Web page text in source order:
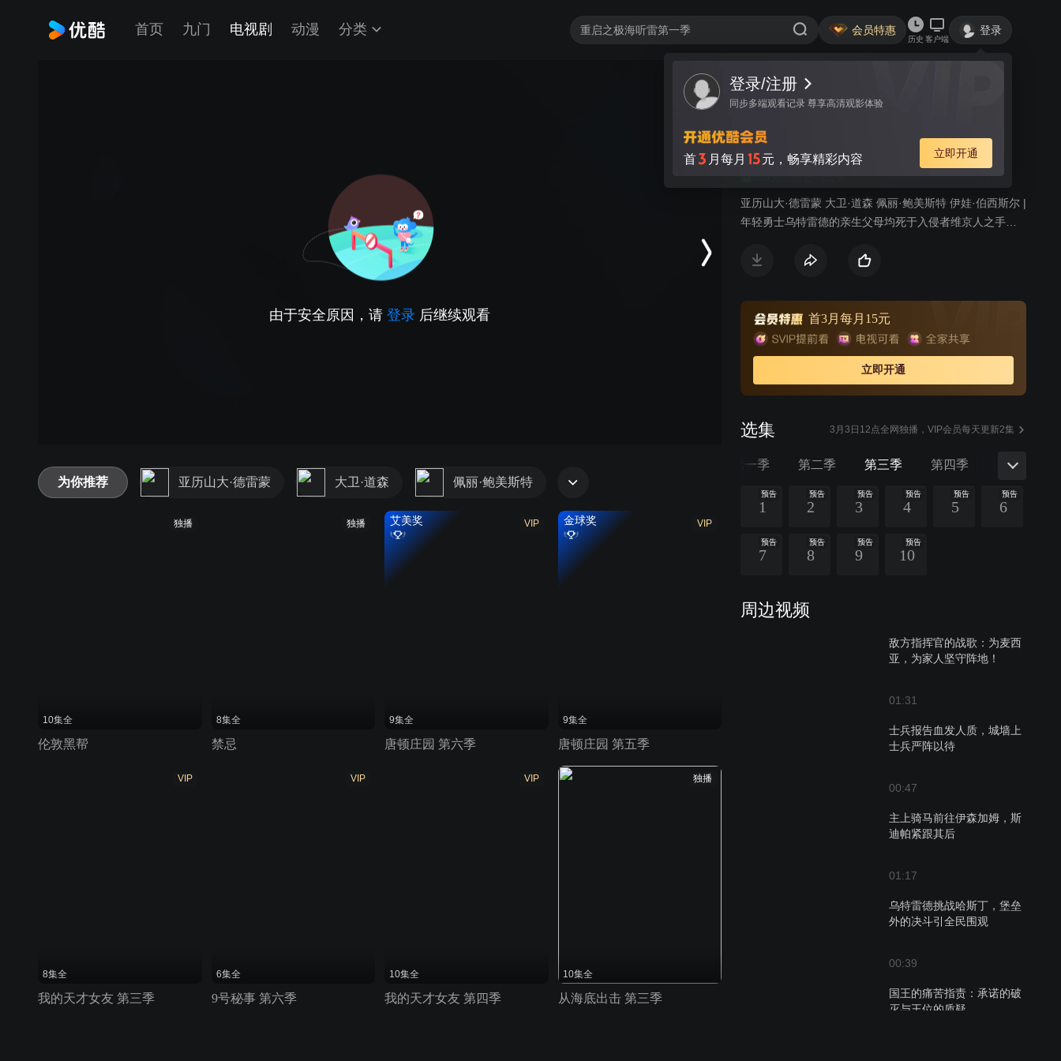
首页 九门 电视剧 动漫 分类 会员特惠
历史 客户端
登录
登录/注册
同步多端观看记录 尊享高清观影体验
首3 月每月 15元，畅享精彩内容 立即开通
由于安全原因，请 登录 后继续观看
视频 讨论
孤国春秋 第三季
战争
亚历山大·德雷蒙 大卫·道森 佩丽·鲍美斯特 伊娃·伯西斯尔 |
年轻勇士乌特雷德的亲生父母均死于入侵者维京人之手，
走于敌对双方之间，踏上了危险的征程。 第三季中，阿尔
王日薄西山、国家腹背受敌之际，继承人却对王位毫无兴
趣，权力更替困难的真空期似乎是乌特雷德不可错失的好
机会，可他会背叛阿尔弗雷德大帝吗？
首3月每月15元
立即开通
选集 3月3日12点全网独播，VIP会员每天更新2集
第一季 第二季 第三季 第四季 第五季
预告
1
预告
2
预告
3
预告
4
预告
5
预告
6
预告
7
预告
8
预告
9
预告
10
周边视频
敌方指挥官的战歌：为麦西
亚，为家人坚守阵地！
01:31
士兵报告血发人质，城墙上
士兵严阵以待
00:47
主上骑马前往伊森加姆，斯
迪帕紧跟其后
01:17
乌特雷德挑战哈斯丁，堡垒
外的决斗引全民围观
00:39
国王的痛苦指责：承诺的破
灭与王位的质疑
为你推荐 亚历山大·德雷蒙 大卫·道森 佩丽·鲍美斯特
独播
10集全
伦敦黑帮
独播
8集全
禁忌
VIP
艾美奖
9集全
唐顿庄园 第六季
VIP
金球奖
9集全
唐顿庄园 第五季
VIP
8集全
我的天才女友 第三季
VIP
6集全
9号秘事 第六季
VIP
10集全
我的天才女友 第四季
独播
10集全
从海底出击 第三季